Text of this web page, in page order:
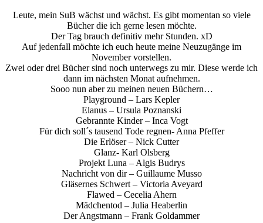
Leute, mein SuB wächst und wächst. Es gibt momentan so viele
Bücher die ich gerne lesen möchte.
Der Tag brauch definitiv mehr Stunden. xD
Auf jedenfall möchte ich euch heute meine Neuzugänge im
November vorstellen.
Zwei oder drei Bücher sind noch unterwegs zu mir. Diese werde ich
dann im nächsten Monat aufnehmen.
Sooo nun aber zu meinen neuen Büchern…
Playground – Lars Kepler
Elanus – Ursula Poznanski
Gebrannte Kinder – Inca Vogt
Für dich soll´s tausend Tode regnen- Anna Pfeffer
Die Erlöser – Nick Cutter
Glanz- Karl Olsberg
Projekt Luna – Algis Budrys
Nachricht von dir – Guillaume Musso
Gläsernes Schwert – Victoria Aveyard
Flawed – Cecelia Ahern
Mädchentod – Julia Heaberlin
Der Angstmann – Frank Goldammer